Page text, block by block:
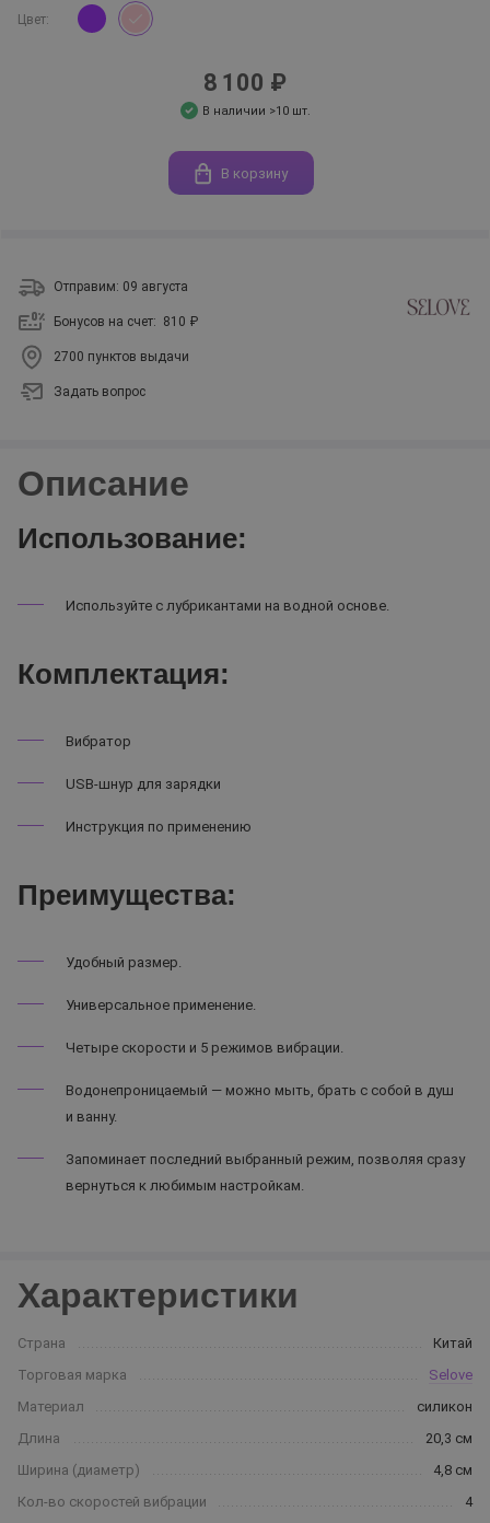
Цвет:
8 100 ₽
В наличии >10 шт.
В корзину
Отправим: 09 августа
Бонусов на счет: 810 ₽
2700 пунктов выдачи
Задать вопрос
Описание
Использование:
Используйте с лубрикантами на водной основе.
Комплектация:
Вибратор
USB-шнур для зарядки
Инструкция по применению
Преимущества:
Удобный размер.
Универсальное применение.
Четыре скорости и 5 режимов вибрации.
Водонепроницаемый — можно мыть, брать с собой в душ
и ванну.
Запоминает последний выбранный режим, позволяя сразу
вернуться к любимым настройкам.
Характеристики
Страна
Китай
Торговая марка
Selove
Материал
силикон
Длина
20,3 см
Ширина (диаметр)
4,8 см
Кол-во скоростей вибрации
4